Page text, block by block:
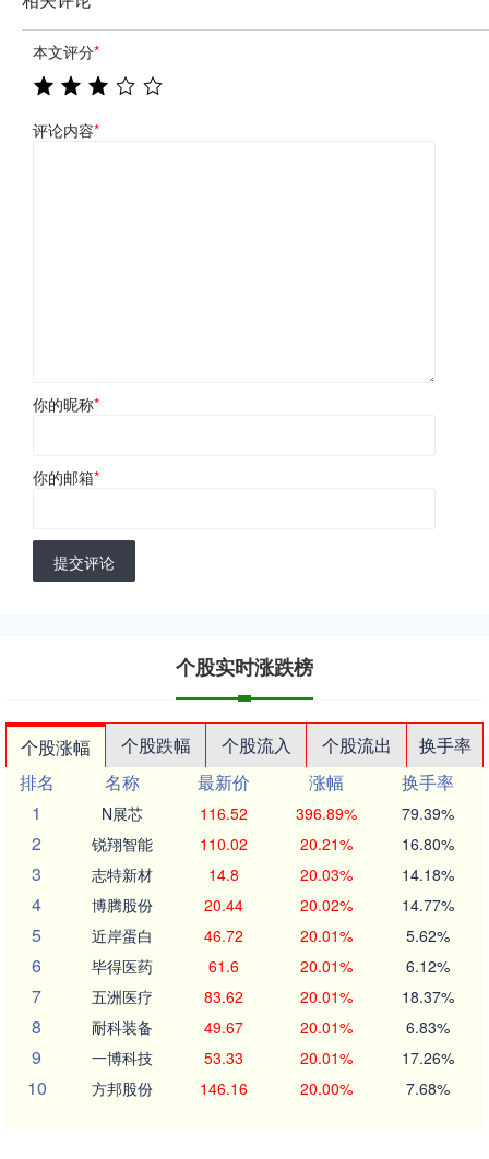
本文评分*
评论内容*
你的昵称*
你的邮箱*
提交评论
个股实时涨跌榜
个股涨幅 个股跌幅 个股流入 个股流出
换手率
排名
名称 最新价 涨幅
换手率
1
N展芯 116.52 396.89% 79.39%
2 锐翔智能 110.02 20.21% 16.80%
3 志特新材 14.8 20.03% 14.18%
4 博腾股份 20.44 20.02% 14.77%
5 近岸蛋白 46.72 20.01% 5.62%
6 毕得医药 61.6 20.01% 6.12%
7 五洲医疗 83.62 20.01% 18.37%
8 耐科装备 49.67 20.01% 6.83%
9 一博科技 53.33 20.01% 17.26%
10 方邦股份 146.16 20.00% 7.68%